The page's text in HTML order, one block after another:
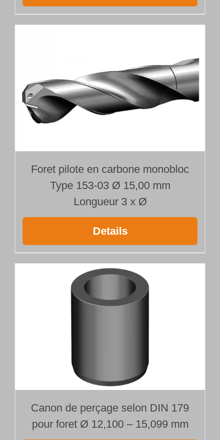
Foret pilote en carbone monobloc
Type 153-03 Ø 15,00 mm
Longueur 3 x Ø
Details
Canon de perçage selon DIN 179
pour foret Ø 12,100 – 15,099 mm